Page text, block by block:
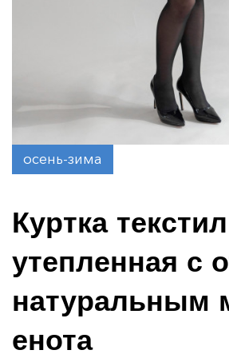
осень-зима
Куртка
утепленная с
натуральным
енота